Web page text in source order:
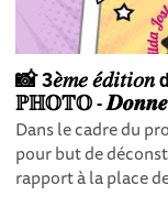
📸 3𝑒̀𝑚𝑒
ℙℍ𝕆𝕋𝕆 - 𝑫𝒐𝒏𝒏𝒆
Dans le cadre du
pour but de
rapport à la place